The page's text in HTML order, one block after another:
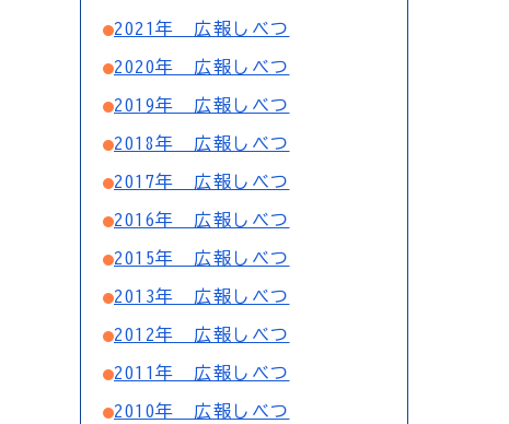
2021年 広報しべつ
2020年 広報しべつ
2019年 広報しべつ
2018年 広報しべつ
2017年 広報しべつ
2016年 広報しべつ
2015年 広報しべつ
2013年 広報しべつ
2012年 広報しべつ
2011年 広報しべつ
2010年 広報しべつ